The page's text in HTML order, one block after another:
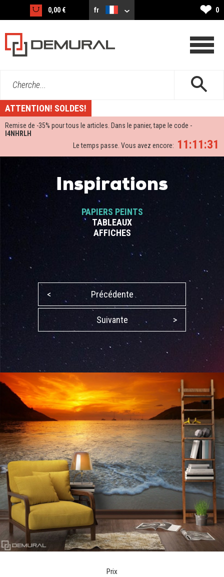
0,00 € fr ❤ 0
Cherche...
ATTENTION! SOLDES!
Remise de -35% pour tous le articles. Dans le panier, tape le code -
I4NHRLH
11:11:30
Le temps passe. Vous avez encore:
Inspirations
PAPIERS PEINTS
TABLEAUX
AFFICHES
< Précédente
Suivante >
Prix